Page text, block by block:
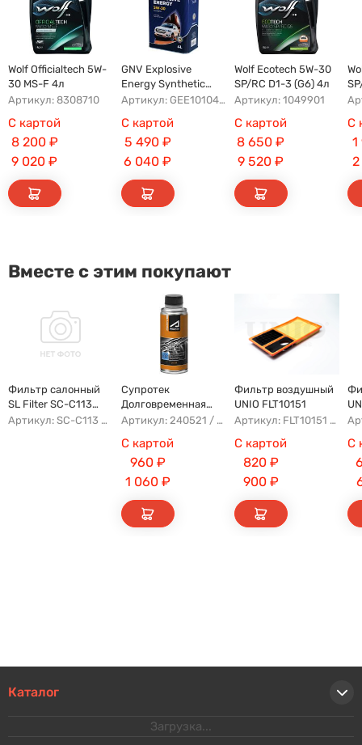
Wolf Officialtech 5W-
30 MS-F 4л
Артикул: 8308710
С картой
8 200₽
9 020 ₽
GNV Explosive
Energy Synthetic
A5/B5 5W-30 4л
Артикул: GEE1010453040120530004
С картой
5 490₽
6 040 ₽
Wolf Ecotech 5W-30
SP/RC D1-3 (G6) 4л
Артикул: 1049901
С картой
8 650 ₽
9 520 ₽
С
1
2
Вместе с этим покупают
Фильтр салонный
SL Filter SC-C113
(AG779CF)
Артикул: SC-C113 AFW1107 8104400XKZ96A AG779CF
Супротек
Долговременная
Промывка
Артикул: 240521 / 122929
С картой
960₽
1 060₽
Фильтр воздушный
UNIO FLT10151
Артикул: FLT10151 AFAU107 AP183/3 AG328
С картой
820₽
900₽
С
Каталог
Загрузка...